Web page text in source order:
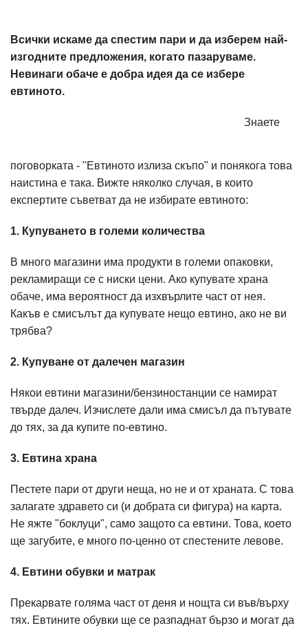
Всички искаме да спестим пари и да изберем най-
изгодните предложения, когато пазаруваме.
Невинаги обаче е добра идея да се избере
евтиното.
Знаете
поговорката - "Eвтиното излиза скъпо" и понякога това
наистина е така. Вижте няколко случая, в които
експертите съветват да не избирате евтиното:
1. Купуването в големи количества
В много магазини има продукти в големи опаковки,
рекламиращи се с ниски цени. Ако купувате храна
обаче, има вероятност да изхвърлите част от нея.
Какъв е смисълът да купувате нещо евтино, ако не ви
трябва?
2. Купуване от далечен магазин
Някои евтини магазини/бензиностанции се намират
твърде далеч. Изчислете дали има смисъл да пътувате
до тях, за да купите по-евтино.
3. Евтина храна
Пестете пари от други неща, но не и от храната. С това
залагате здравето си (и добрата си фигура) на карта.
Не яжте "боклуци", само защото са евтини. Това, което
ще загубите, е много по-ценно от спестените левове.
4. Евтини обувки и матрак
Прекарвате голяма част от деня и нощта си във/върху
тях. Евтините обувки ще се разпаднат бързо и могат да